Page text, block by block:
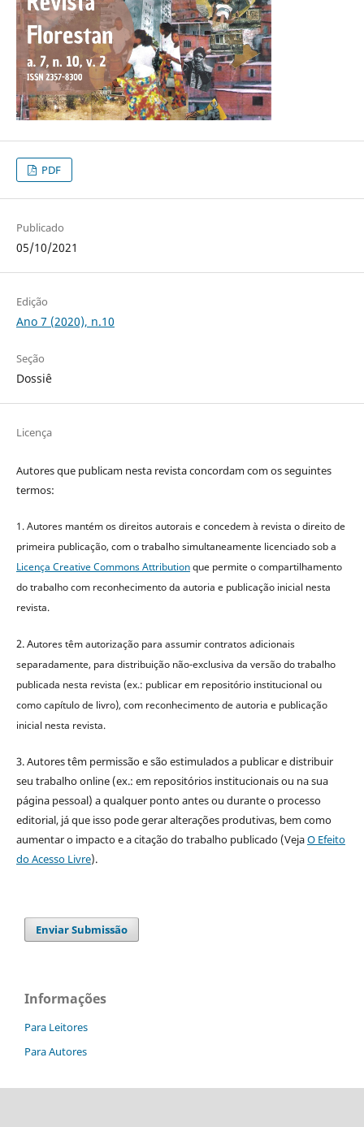
PDF
Publicado
05/10/2021
Edição
Ano 7 (2020), n.10
Seção
Dossiê
Licença
Autores que publicam nesta revista concordam com os seguintes
termos:
1. Autores mantém os direitos autorais e concedem à revista o direito de
primeira publicação, com o trabalho simultaneamente licenciado sob a
Licença Creative Commons Attributionque permite o compartilhamento
do trabalho com reconhecimento da autoria e publicação inicial nesta
revista.
2. Autores têm autorização para assumir contratos adicionais
separadamente, para distribuição não-exclusiva da versão do trabalho
publicada nesta revista (ex.: publicar em repositório institucional ou
como capítulo de livro), com reconhecimento de autoria e publicação
inicial nesta revista.
3. Autores têm permissão e são estimulados a publicar e distribuir
seu trabalho online (ex.: em repositórios institucionais ou na sua
página pessoal) a qualquer ponto antes ou durante o processo
editorial, já que isso pode gerar alterações produtivas, bem como
aumentar o impacto e a citação do trabalho publicado (VejaO Efeito
do Acesso Livre).
Enviar Submissão
Informações
Para Leitores
Para Autores